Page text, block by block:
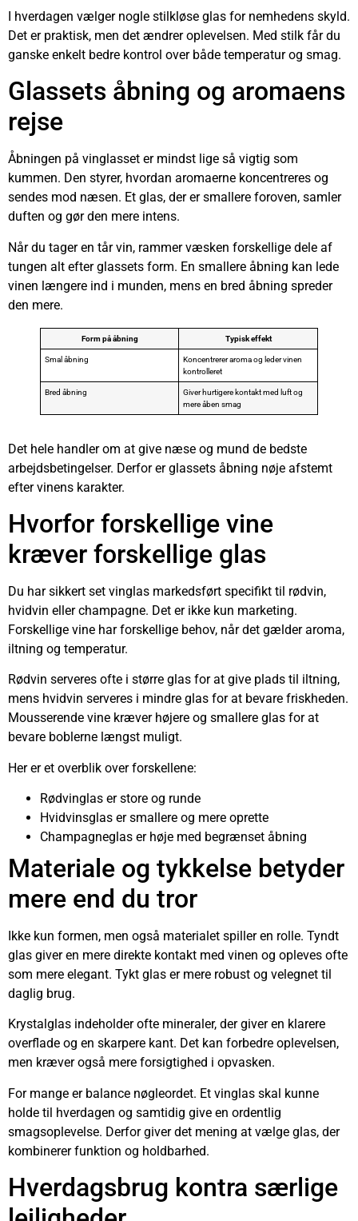
I hverdagen vælger nogle stilkløse glas for nemhedens skyld.
Det er praktisk, men det ændrer oplevelsen. Med stilk får du
ganske enkelt bedre kontrol over både temperatur og smag.
Glassets åbning og aromaens
rejse
Åbningen på vinglasset er mindst lige så vigtig som
kummen. Den styrer, hvordan aromaerne koncentreres og
sendes mod næsen. Et glas, der er smallere foroven, samler
duften og gør den mere intens.
Når du tager en tår vin, rammer væsken forskellige dele af
tungen alt efter glassets form. En smallere åbning kan lede
vinen længere ind i munden, mens en bred åbning spreder
den mere.
Form på åbning Typisk effekt
Smal åbning
Koncentrerer aroma og leder vinen
kontrolleret
Bred åbning
Giver hurtigere kontakt med luft og
mere åben smag
Det hele handler om at give næse og mund de bedste
arbejdsbetingelser. Derfor er glassets åbning nøje afstemt
efter vinens karakter.
Hvorfor forskellige vine
kræver forskellige glas
Du har sikkert set vinglas markedsført specifikt til rødvin,
hvidvin eller champagne. Det er ikke kun marketing.
Forskellige vine har forskellige behov, når det gælder aroma,
iltning og temperatur.
Rødvin serveres ofte i større glas for at give plads til iltning,
mens hvidvin serveres i mindre glas for at bevare friskheden.
Mousserende vine kræver højere og smallere glas for at
bevare boblerne længst muligt.
Her er et overblik over forskellene:
Rødvinglas er store og runde
Hvidvinsglas er smallere og mere oprette
Champagneglas er høje med begrænset åbning
Materiale og tykkelse betyder
mere end du tror
Ikke kun formen, men også materialet spiller en rolle. Tyndt
glas giver en mere direkte kontakt med vinen og opleves ofte
som mere elegant. Tykt glas er mere robust og velegnet til
daglig brug.
Krystalglas indeholder ofte mineraler, der giver en klarere
overflade og en skarpere kant. Det kan forbedre oplevelsen,
men kræver også mere forsigtighed i opvasken.
For mange er balance nøgleordet. Et vinglas skal kunne
holde til hverdagen og samtidig give en ordentlig
smagsoplevelse. Derfor giver det mening at vælge glas, der
kombinerer funktion og holdbarhed.
Hverdagsbrug kontra særlige